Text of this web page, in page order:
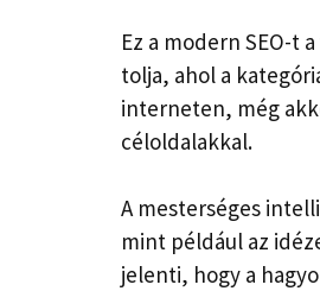
Ez a modern SEO-t
tolja, ahol a
interneten, még
céloldalakkal.
A mesterséges
mint például az
jelenti, hogy a